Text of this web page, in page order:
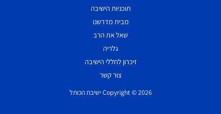
תוכניות הישיבה
מבית מדרשנו
שאל את הרב
גלריה
זיכרון לחללי הישיבה
צור קשר
Copyright © 2026 ישיבת הכותל